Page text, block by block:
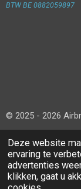
Deze website
ervaring te
advertenties
klikken, gaat u
BTW BE 0882059897
© 2025 - 2026